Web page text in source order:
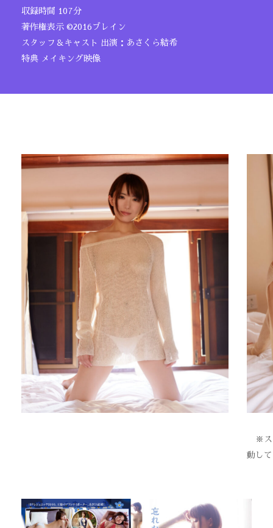
収録時間 107分
著作権表示 ©2016ブレイン
スタッフ＆キャスト 出演：あさくら結希
特典 メイキング映像
※ス
動し